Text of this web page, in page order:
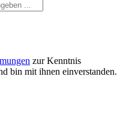
zur Kenntnis
bin mit ihnen einverstanden.